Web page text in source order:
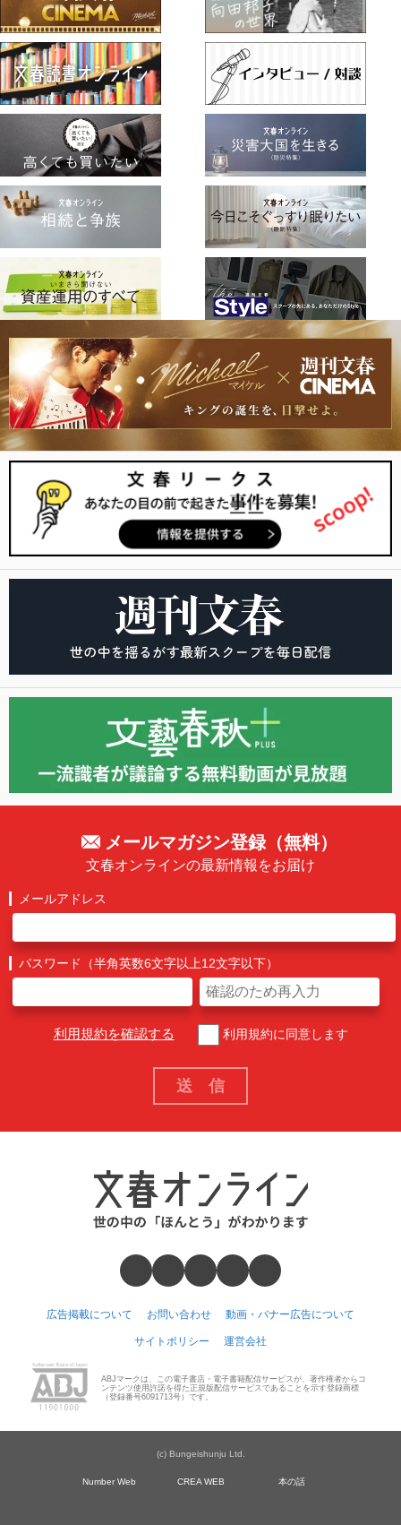
メールマガジン登録（無料）
文春オンラインの最新情報をお届け
メールアドレス
パスワード（半角英数6文字以上12文字以下）
利用規約を確認する 利用規約に同意します
広告掲載について お問い合わせ 動画・バナー広告について
サイトポリシー 運営会社
ABJマークは、この電子書店・電子書籍配信サービスが、著作権者からコ
ンテンツ使用許諾を得た正規版配信サービスであることを示す登録商標
（登録番号6091713号）です。
(c) Bungeishunju Ltd.
Number Web CREA WEB 本の話